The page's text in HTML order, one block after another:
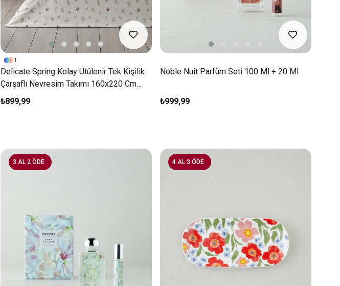
Delicate Spring Kolay Ütülenir Tek Kişilik
Çarşaflı Nevresim Takımı 160x220 Cm
Yeşil – Kırmızı
₺899,99
1
Noble Nuit Parfüm Seti 100 Ml + 20 Ml
₺999,99
3 AL 2 ÖDE 4 AL 3 ÖDE